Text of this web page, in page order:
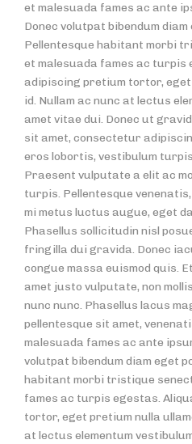
et malesuada fames ac ante
Donec volutpat bibendum
Pellentesque habitant morbi
et malesuada fames ac turpis
adipiscing pretium tortor,
id. Nullam ac nunc at lectus
amet vitae dui. Donec ut
sit amet, consectetur
eros lobortis, vestibulum
Praesent vulputate a elit ac
turpis. Pellentesque
mi metus luctus augue, eget
Phasellus sollicitudin nisl
fringilla dui gravida. Donec
congue massa euismod quis.
amet justo vulputate, non
nunc nunc. Phasellus lacus
pellentesque sit amet,
malesuada fames ac ante
volutpat bibendum diam eget
habitant morbi tristique
fames ac turpis egestas.
tortor, eget pretium nulla
at lectus elementum